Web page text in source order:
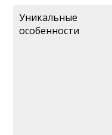
Уникальные
особенности